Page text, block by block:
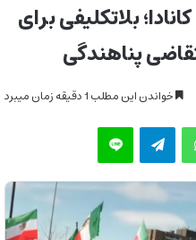
بلاتکلیفی برای
پناهندگی
خواندن این مطلب 1 دقیقه زمان میبرد
واتس آپ تلگرام لاین